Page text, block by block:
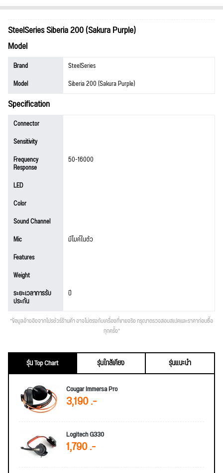
SteelSeries Siberia 200 (Sakura Purple)
Model
Brand
SteelSeries
Model
Siberia 200 (Sakura Purple)
Specification
Connector
Sensitivity
Frequency
Response
50-16000
LED
Color
Sound Channel
Mic
มีไมค์ในตัว
Features
Weight
ระยะเวลาการรับ
ประกัน
ปี
*ข้อมูลอ้างอิงจากโปรชัวร์ร้านค้า อาจไม่ตรงกับเครื่องที่ขายจริง กรุณาตรวจสอบสเปคและราคาก่อนซื้อ
ทุกครั้ง*
รุ่น Top Chart รุ่นใกล้เคียง
รุ่นแนะนำ
Cougar Immersa Pro
3,190 .-
Logitech G330
1,790 .-